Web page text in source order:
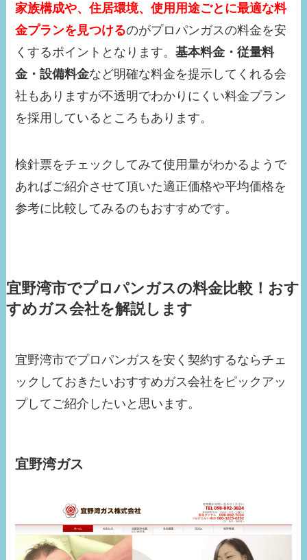
家族構成や、住居環境、使用用途ごとに最適な料
金プランを見つけるのがプロパンガスの料金を安
くするポイントとなります。基本料金・従量料
金・設備料金など明確な料金を提示してくれる会
社もありますが不透明でわかりにくい料金プラン
を採用しているところもあります。
検針票をチェックしてみて使用量がわかるようで
あればご紹介させて頂いた適正価格や平均価格を
参考に比較してみるのもおすすめです。
宜野湾市でプロパンガスの料金比較！おす
すめガス会社を解説します
宜野湾市でプロパンガスを安く契約するならチェ
ックしておきたいおすすめガス会社をピックアッ
プしてご紹介したいと思います。
宜野湾ガス